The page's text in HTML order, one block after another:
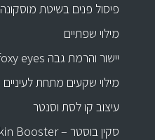
פיסול פנים בשיטת מוסקונה
מילוי שפתיים
יישור והרמת גבה foxy eyes
מילוי שקעים מתחת לעיניים
עיצוב קו לסת וסנטר
סקין בוסטר – Skin Booster